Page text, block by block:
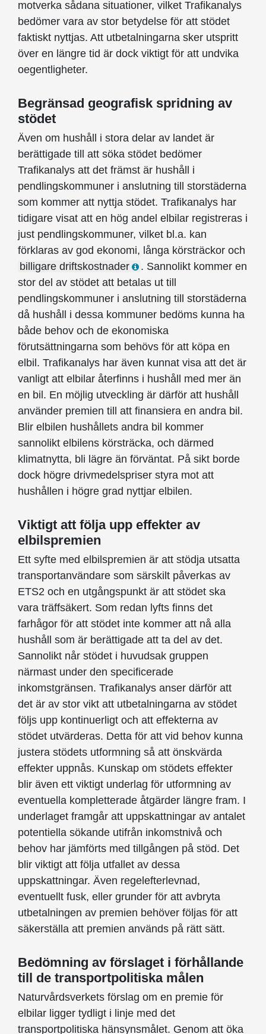
motverka sådana situationer, vilket Trafikanalys
bedömer vara av stor betydelse för att stödet
faktiskt nyttjas. Att utbetalningarna sker utspritt
över en längre tid är dock viktigt för att undvika
oegentligheter.
Begränsad geografisk spridning av
stödet
Även om hushåll i stora delar av landet är
berättigade till att söka stödet bedömer
Trafikanalys att det främst är hushåll i
pendlingskommuner i anslutning till storstäderna
som kommer att nyttja stödet. Trafikanalys har
tidigare visat att en hög andel elbilar registreras i
just pendlingskommuner, vilket bl.a. kan
förklaras av god ekonomi, långa körsträckor och
billigare driftskostnader
. Sannolikt kommer en
stor del av stödet att betalas ut till
pendlingskommuner i anslutning till storstäderna
då hushåll i dessa kommuner bedöms kunna ha
både behov och de ekonomiska
förutsättningarna som behövs för att köpa en
elbil. Trafikanalys har även kunnat visa att det är
vanligt att elbilar återfinns i hushåll med mer än
en bil. En möjlig utveckling är därför att hushåll
använder premien till att finansiera en andra bil.
Blir elbilen hushållets andra bil kommer
sannolikt elbilens körsträcka, och därmed
klimatnytta, bli lägre än förväntat. På sikt borde
dock högre drivmedelspriser styra mot att
hushållen i högre grad nyttjar elbilen.
Viktigt att följa upp effekter av
elbilspremien
Ett syfte med elbilspremien är att stödja utsatta
transportanvändare som särskilt påverkas av
ETS2 och en utgångspunkt är att stödet ska
vara träffsäkert. Som redan lyfts finns det
farhågor för att stödet inte kommer att nå alla
hushåll som är berättigade att ta del av det.
Sannolikt når stödet i huvudsak gruppen
närmast under den specificerade
inkomstgränsen. Trafikanalys anser därför att
det är av stor vikt att utbetalningarna av stödet
följs upp kontinuerligt och att effekterna av
stödet utvärderas. Detta för att vid behov kunna
justera stödets utformning så att önskvärda
effekter uppnås. Kunskap om stödets effekter
blir även ett viktigt underlag för utformning av
eventuella kompletterade åtgärder längre fram. I
underlaget framgår att uppskattningar av antalet
potentiella sökande utifrån inkomstnivå och
behov har jämförts med tillgången på stöd. Det
blir viktigt att följa utfallet av dessa
uppskattningar. Även regelefterlevnad,
eventuellt fusk, eller grunder för att avbryta
utbetalningen av premien behöver följas för att
säkerställa att premien används på rätt sätt.
Bedömning av förslaget i förhållande
till de transportpolitiska målen
Naturvårdsverkets förslag om en premie för
elbilar ligger tydligt i linje med det
transportpolitiska hänsynsmålet. Genom att öka